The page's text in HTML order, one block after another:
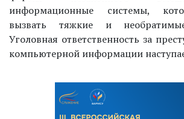
информационные системы,
вызвать тяжкие и
Уголовная ответственность за
компьютерной информации